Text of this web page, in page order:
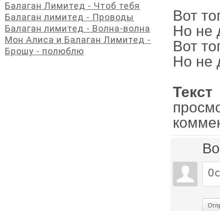
Вот
Но не
Вот
Но не
Балаган Лимитед - Чтоб тебя
Балаган лимитед - Проводы
Балаган лимитед - Волна-волна
Мон Алиса и Балаган Лимитед -
Брошу - полюблю